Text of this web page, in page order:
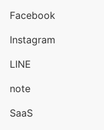
Facebook
Instagram
LINE
note
SaaS